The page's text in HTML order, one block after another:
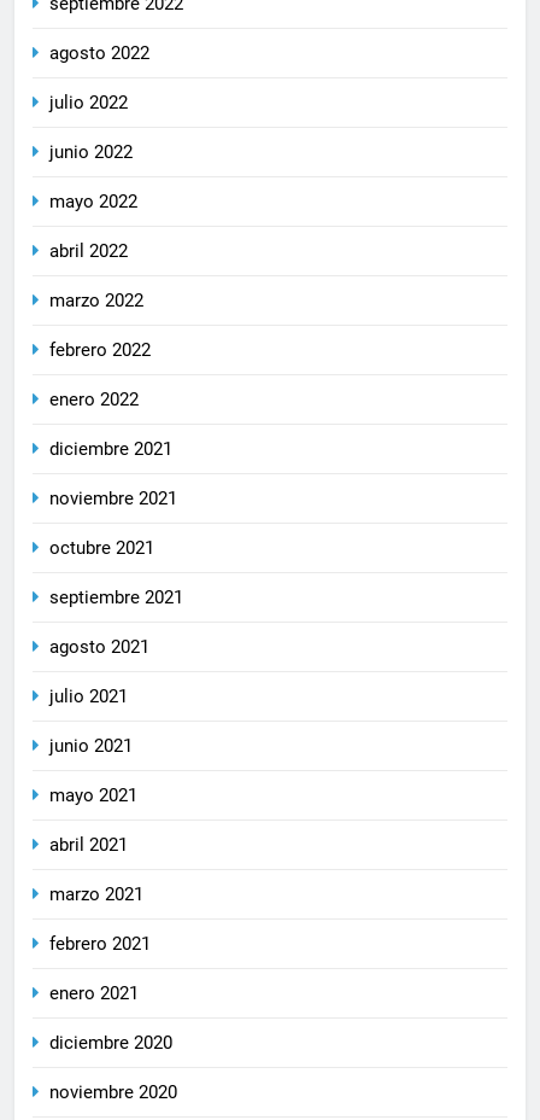
agosto 2022
julio 2022
junio 2022
mayo 2022
abril 2022
marzo 2022
febrero 2022
enero 2022
diciembre 2021
noviembre 2021
octubre 2021
septiembre 2021
agosto 2021
julio 2021
junio 2021
mayo 2021
abril 2021
marzo 2021
febrero 2021
enero 2021
diciembre 2020
noviembre 2020